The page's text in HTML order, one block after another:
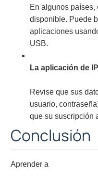
En algunos
disponible. Puede
aplicaciones
USB.
La aplicación de
Revise que sus
usuario,
que su suscripción
Conclusión
Aprender a